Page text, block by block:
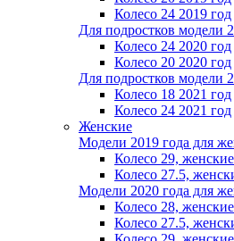
Колесо 24 2019 год
Для подростков модели
Колесо 24 2020 год
Колесо 20 2020 год
Для подростков модели
Колесо 18 2021 год
Колесо 24 2021 год
Женскиe
Модели 2019 года для
Колесо 29,
Колесо 27.5,
Модели 2020 года для
Колесо 28,
Колесо 27.5,